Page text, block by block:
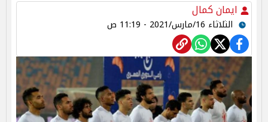
ايمان كمال
الثلاثاء 16/مارس/2021 - 11:19 ص